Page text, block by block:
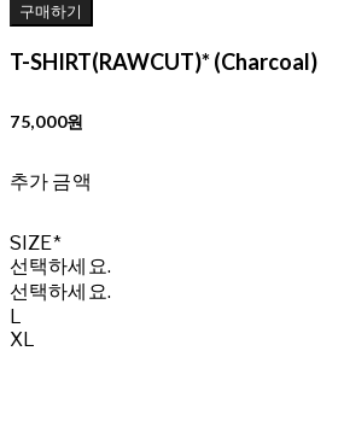
구매하기
T-SHIRT(RAWCUT)* (Charcoal)
75,000원
추가 금액
SIZE*
선택하세요.
선택하세요.
L
XL